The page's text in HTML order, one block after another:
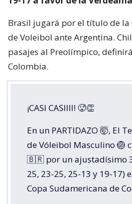
Brasil jugará por el título de la
de Voleibol ante Argentina.
pasajes al Preolímpico,
Colombia.
¡CASI CASIIII! 🥵👏
En un PARTIDAZO 🤯, El
de Vóleibol Masculino 🏐
🇧🇷 por un ajustadísimo
25, 23-25, 25-13 y 19-17)
Copa Sudamericana de